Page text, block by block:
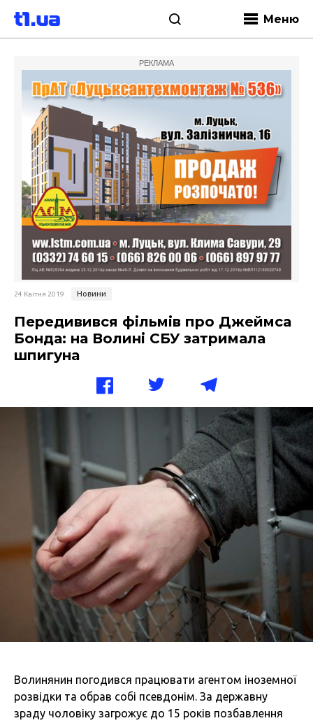
Меню
РЕКЛАМА
24 Квітня 2019 Новини
Передивився фільмів про Джеймса
Бонда: на Волині СБУ затримала
шпигуна
Волинянин погодився працювати агентом іноземної
розвідки та обрав собі псевдонім. За державну
зраду чоловіку загрожує до 15 років позбавлення